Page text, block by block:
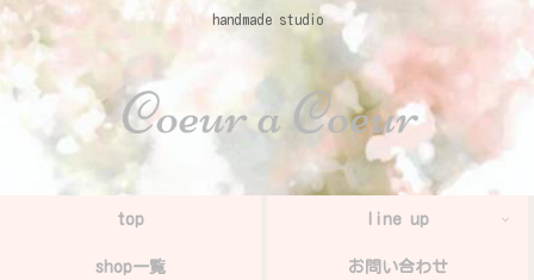
handmade studio
top line up
shop一覧 お問い合わせ